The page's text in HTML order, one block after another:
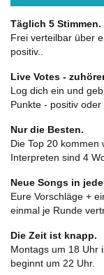
Täglich 5 Stimmen.
Frei verteilbar über
positiv..
Live Votes -
Log dich ein und
Punkte - positiv oder
Nur die Besten.
Die Top 20
Interpreten sind 4
Neue Songs in
Eure Vorschläge +
einmal je Runde
Die Zeit ist knapp.
Montags um 18 Uhr
beginnt um 22 Uhr.